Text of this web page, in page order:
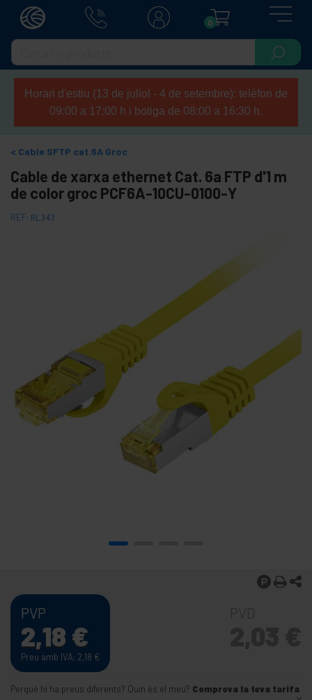
0
Horari d'estiu (13 de juliol - 4 de setembre): telèfon de
09:00 a 17:00 h i botiga de 08:00 a 16:30 h.
Cable SFTP cat.6A Groc
Cable de xarxa ethernet Cat. 6a FTP d'1 m
de color groc PCF6A-10CU-0100-Y
REF: RL343
PVP
2,18 €
Preu amb IVA: 2,18 €
Perquè hi ha preus diferents? Quin és el meu? Comprova la teva tarifa